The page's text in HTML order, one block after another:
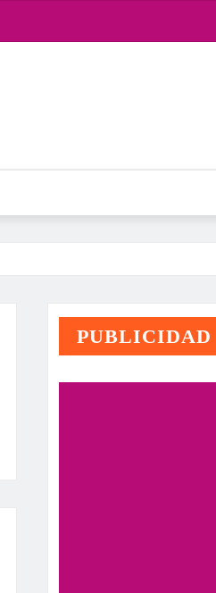
PUBLICIDAD